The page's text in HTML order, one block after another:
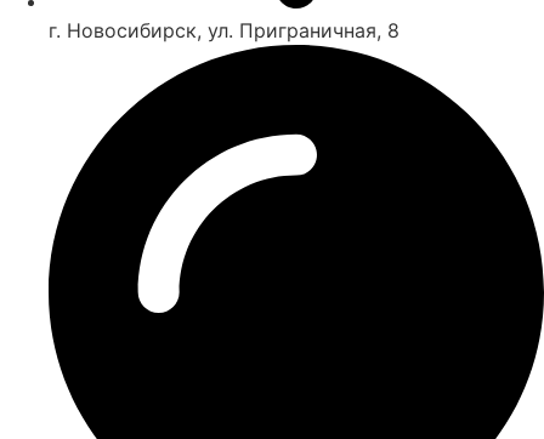
г. Новосибирск, ул. Приграничная, 8